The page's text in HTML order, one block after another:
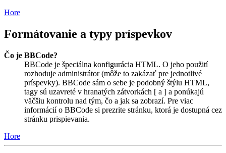
Hore
Formátovanie a typy príspevkov
Čo je BBCode?
BBCode je špeciálna konfigurácia HTML. O jeho použití
rozhoduje administrátor (môže to zakázať pre jednotlivé
príspevky). BBCode sám o sebe je podobný štýlu HTML,
tagy sú uzavreté v hranatých zátvorkách [ a ] a ponúkajú
väčšiu kontrolu nad tým, čo a jak sa zobrazí. Pre viac
informácií o BBCode si prezrite stránku, ktorá je dostupná cez
stránku prispievania.
Hore